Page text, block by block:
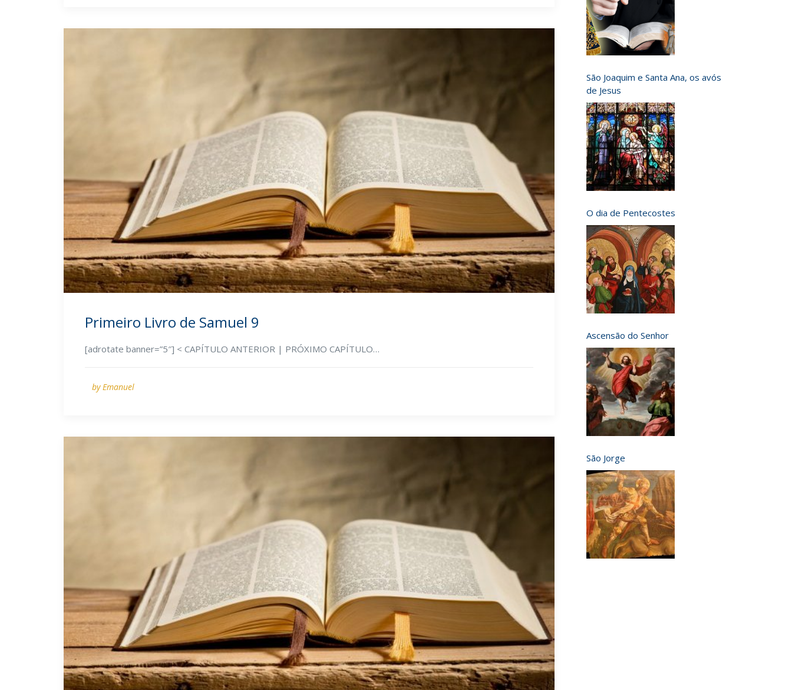
Primeiro Livro de Samuel 9
[adrotate banner=”5″] < CAPÍTULO ANTERIOR | PRÓXIMO CAPÍTULO…
by Emanuel
São Joaquim e Santa Ana, os avós
de Jesus
O dia de Pentecostes
Ascensão do Senhor
São Jorge